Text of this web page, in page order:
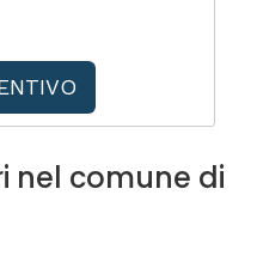
nel comune di